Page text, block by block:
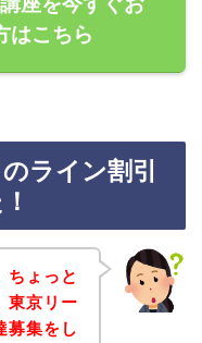
はこちら
ライン割引
ちょっと
東京リー
募集をし